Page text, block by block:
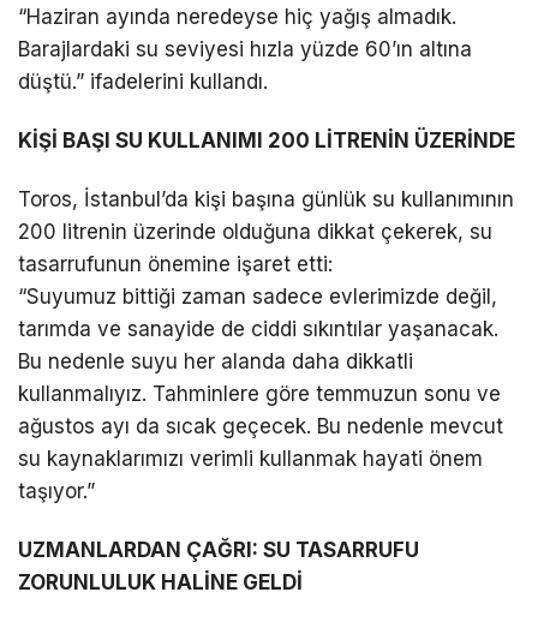
“Haziran ayında neredeyse hiç yağış almadık.
Barajlardaki su seviyesi hızla yüzde 60’ın altına
düştü.” ifadelerini kullandı.
KİŞİ BAŞI SU KULLANIMI 200 LİTRENİN ÜZERİNDE
Toros, İstanbul’da kişi başına günlük su kullanımının
200 litrenin üzerinde olduğuna dikkat çekerek, su
tasarrufunun önemine işaret etti:
“Suyumuz bittiği zaman sadece evlerimizde değil,
tarımda ve sanayide de ciddi sıkıntılar yaşanacak.
Bu nedenle suyu her alanda daha dikkatli
kullanmalıyız. Tahminlere göre temmuzun sonu ve
ağustos ayı da sıcak geçecek. Bu nedenle mevcut
su kaynaklarımızı verimli kullanmak hayati önem
taşıyor.”
UZMANLARDAN ÇAĞRI: SU TASARRUFU
ZORUNLULUK HALİNE GELDİ